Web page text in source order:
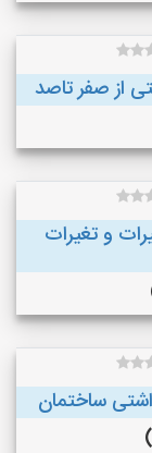
از صفر تاصد
و تغیرات
ساختمان